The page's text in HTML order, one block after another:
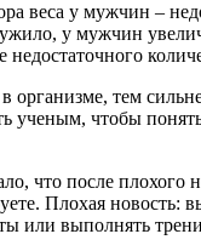
веса у мужчин –
у мужчин
недостаточного
организме, тем
ученым, чтобы
что после плохого
Плохая новость:
или выполнять